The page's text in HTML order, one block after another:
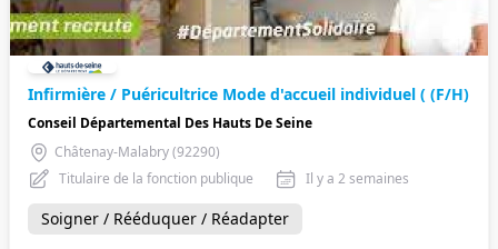
Infirmière / Puéricultrice Mode d'accueil individuel ( (F/H)
Conseil Départemental Des Hauts De Seine
Châtenay-Malabry (92290)
Titulaire de la fonction publique
Il y a 2 semaines
Soigner / Rééduquer / Réadapter